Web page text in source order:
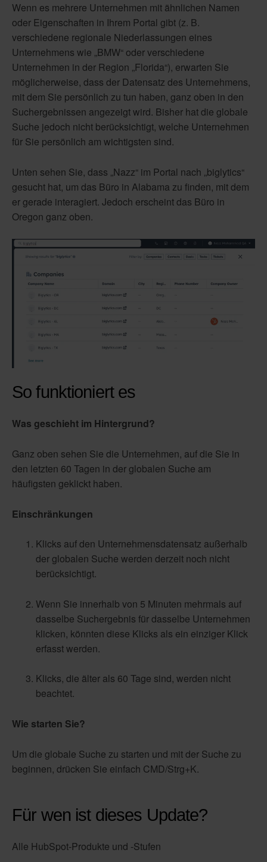
Wenn es mehrere Unternehmen mit ähnlichen Namen
oder Eigenschaften in Ihrem Portal gibt (z. B.
verschiedene regionale Niederlassungen eines
Unternehmens wie „BMW“ oder verschiedene
Unternehmen in der Region „Florida“), erwarten Sie
möglicherweise, dass der Datensatz des Unternehmens,
mit dem Sie persönlich zu tun haben, ganz oben in den
Suchergebnissen angezeigt wird. Bisher hat die globale
Suche jedoch nicht berücksichtigt, welche Unternehmen
für Sie persönlich am wichtigsten sind.
Unten sehen Sie, dass „Nazz“ im Portal nach „biglytics“
gesucht hat, um das Büro in Alabama zu finden, mit dem
er gerade interagiert. Jedoch erscheint das Büro in
Oregon ganz oben.
So funktioniert es
Was geschieht im Hintergrund?
Ganz oben sehen Sie die Unternehmen, auf die Sie in
den letzten 60 Tagen in der globalen Suche am
häufigsten geklickt haben.
Einschränkungen
Klicks auf den Unternehmensdatensatz außerhalb
der globalen Suche werden derzeit noch nicht
berücksichtigt.
Wenn Sie innerhalb von 5 Minuten mehrmals auf
dasselbe Suchergebnis für dasselbe Unternehmen
klicken, könnten diese Klicks als ein einziger Klick
erfasst werden.
Klicks, die älter als 60 Tage sind, werden nicht
beachtet.
Wie starten Sie?
Um die globale Suche zu starten und mit der Suche zu
beginnen, drücken Sie einfach CMD/Strg+K.
Für wen ist dieses Update?
Alle HubSpot-Produkte und -Stufen